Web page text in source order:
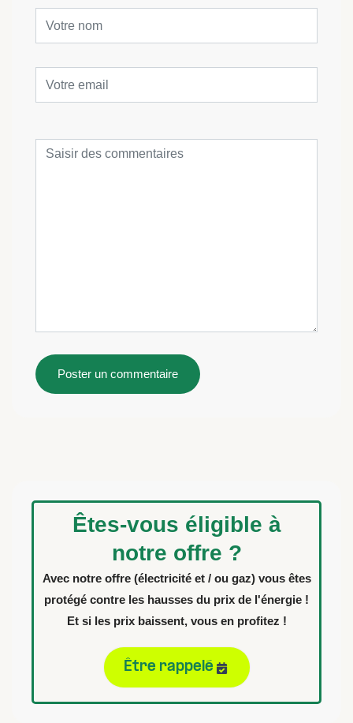
Êtes-vous éligible à
notre offre ?
Avec notre offre (électricité et / ou gaz) vous êtes
protégé contre les hausses du prix de l'énergie !
Et si les prix baissent, vous en profitez !
Être rappelé